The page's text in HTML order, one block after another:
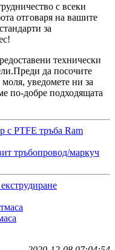
с всеки
отговаря на вашите
за
технически
да посочите
уведомете ни за
по-добре подходящата
с PTFE тръба Ram
тръбопровод/маркуч